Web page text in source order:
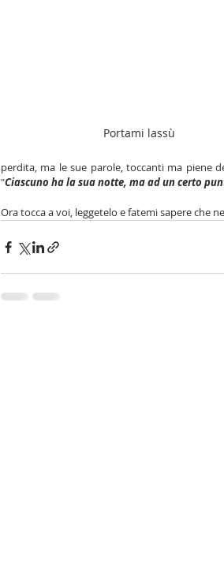
Portami lassù
perdita, ma le sue parole, toccanti ma piene
"Ciascuno ha la sua notte, ma ad un certo
Ora tocca a voi, leggetelo e fatemi sapere che